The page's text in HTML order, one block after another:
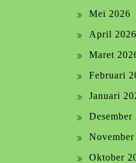
Mei 2026
April 2026
Maret
Februari
Januari
Desember
November
Oktober